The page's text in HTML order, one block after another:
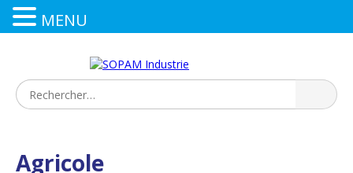
Agricole
MENU